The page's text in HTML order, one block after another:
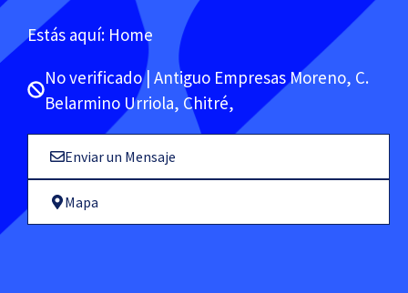
Estás aquí: Home
No verificado | Antiguo Empresas Moreno, C.
Belarmino Urriola, Chitré,
Enviar un Mensaje
Mapa